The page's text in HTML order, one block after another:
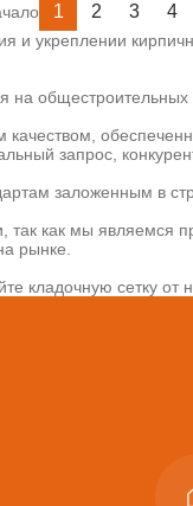
1 2 3 4
на общестроительных
запрос,
заложенным в
как мы
рынке.
кладочную сетку от